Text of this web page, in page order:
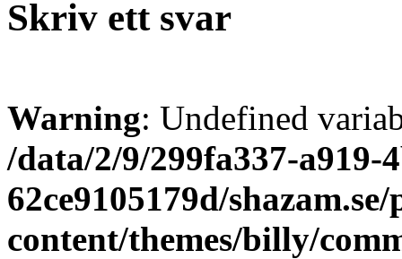
Skriv ett svar
Warning: Undefined
/data/2/9/299fa337-a919-
62ce9105179d/
content/themes/billy/